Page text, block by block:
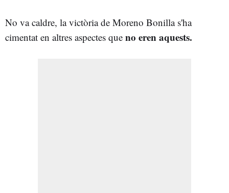
No va caldre, la victòria de Moreno Bonilla s'ha
cimentat en altres aspectes que no erenaquests.